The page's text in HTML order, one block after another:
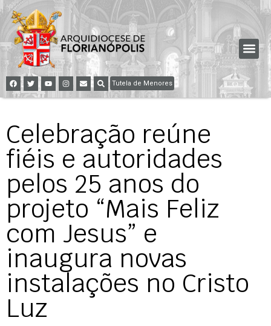
Tutela de Menores
Celebração reúne
fiéis e autoridades
pelos 25 anos do
projeto “Mais Feliz
com Jesus” e
inaugura novas
instalações no Cristo
Luz